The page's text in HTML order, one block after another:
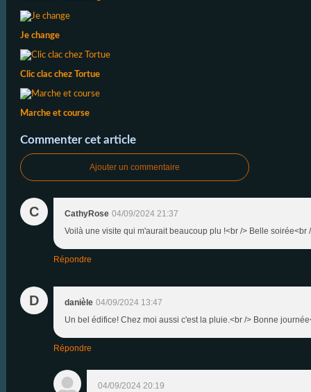
Je change
Clic clac chez Tortue
Marche et course
Commenter cet article
Ajouter un commentaire
C CathyRose 04/09/2024 21:37
Voilà une visite qui m'aurait beaucoup plu !<br /> Belle soirée<br
Répondre
D danièle 04/09/2024 13:47
Un bel édifice! Chez moi aussi c'est la pluie.<br /> Bonne
Répondre
04/09/2024 20:19